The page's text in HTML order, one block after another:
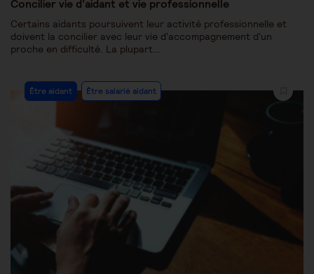
Concilier vie d’aidant et vie professionnelle
Certains aidants poursuivent leur activité professionnelle et
doivent la concilier avec leur vie d'accompagnement d'un
proche en difficulté. La plupart…
Être aidant Être salarié aidant